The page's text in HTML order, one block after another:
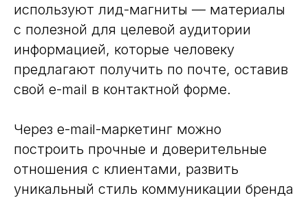
используют лид-магниты — материалы
с полезной для целевой аудитории
информацией, которые человеку
предлагают получить по почте, оставив
свой e-mail в контактной форме.
Через e-mail-маркетинг можно
построить прочные и доверительные
отношения с клиентами, развить
уникальный стиль коммуникации бренда